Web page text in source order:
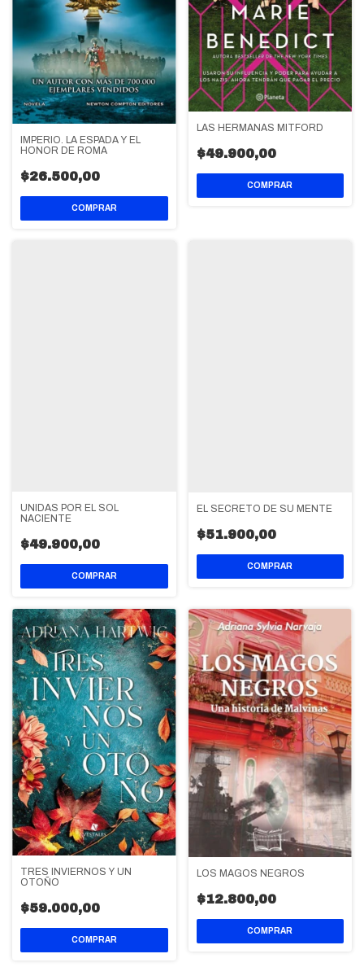
IMPERIO. LA ESPADA Y EL
HONOR DE ROMA
$26.500,00
LAS HERMANAS MITFORD
$49.900,00
UNIDAS POR EL SOL
NACIENTE
$49.900,00
EL SECRETO DE SU MENTE
$51.900,00
TRES INVIERNOS Y UN
OTOÑO
$59.000,00
LOS MAGOS NEGROS
$12.800,00